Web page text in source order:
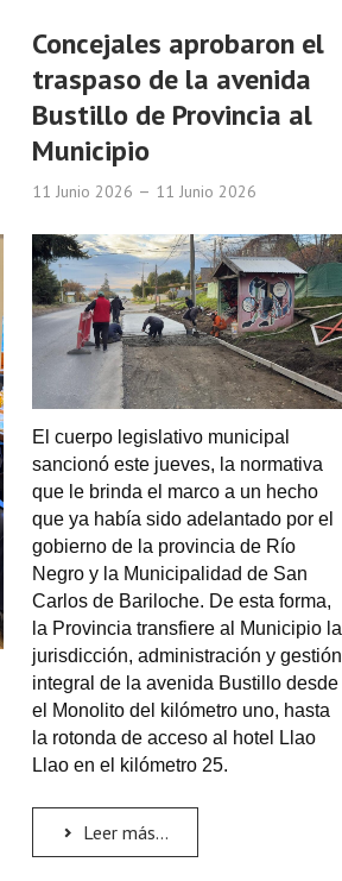
Concejales aprobaron el
traspaso de la avenida
Bustillo de Provincia al
Municipio
11 Junio 2026 11 Junio 2026
El cuerpo legislativo municipal
sancionó este jueves, la normativa
que le brinda el marco a un hecho
que ya había sido adelantado por el
gobierno de la provincia de Río
Negro y la Municipalidad de San
Carlos de Bariloche. De esta forma,
la Provincia transfiere al Municipio la
jurisdicción, administración y gestión
integral de la avenida Bustillo desde
el Monolito del kilómetro uno, hasta
la rotonda de acceso al hotel Llao
Llao en el kilómetro 25.
Leer más...